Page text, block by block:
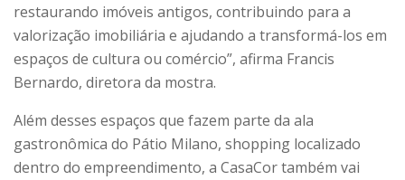
restaurando imóveis antigos, contribuindo para a
valorização imobiliária e ajudando a transformá-los em
espaços de cultura ou comércio”, afirma Francis
Bernardo, diretora da mostra.
Além desses espaços que fazem parte da ala
gastronômica do Pátio Milano, shopping localizado
dentro do empreendimento, a CasaCor também vai